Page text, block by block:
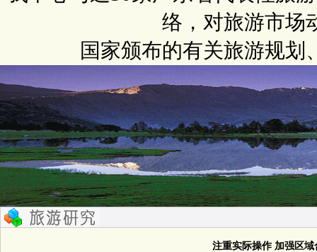
络，对旅游市场
国家颁布的有关旅游规划
注重实际操作 加强区域